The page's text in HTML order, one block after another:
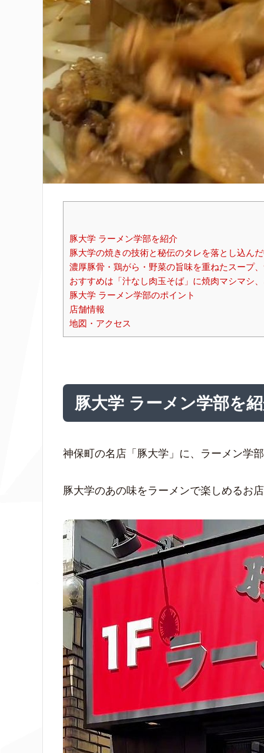
豚大学 ラーメン学部を紹介
豚大学の焼きの技術と秘伝のタレを落とし込ん
濃厚豚骨・鶏がら・野菜の旨味を重ねたスープ
おすすめは「汁なし肉玉そば」に焼肉マシマシ
豚大学 ラーメン学部のポイント
店舗情報
地図・アクセス
豚大学 ラーメン学部を
神保町の名店「豚大学」に、ラーメン学
豚大学のあの味をラーメンで楽しめるお